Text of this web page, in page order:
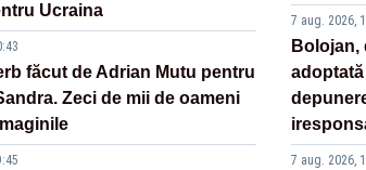
Ucraina
făcut de Adrian Mutu pentru
Zeci de mii de oameni
7 aug. 2026,
Bolojan,
7 aug. 2026,